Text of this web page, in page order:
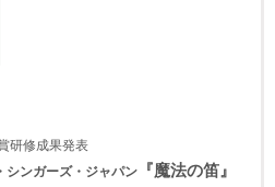
研修成果発表
シンガーズ・ジャパン 『魔法の笛』